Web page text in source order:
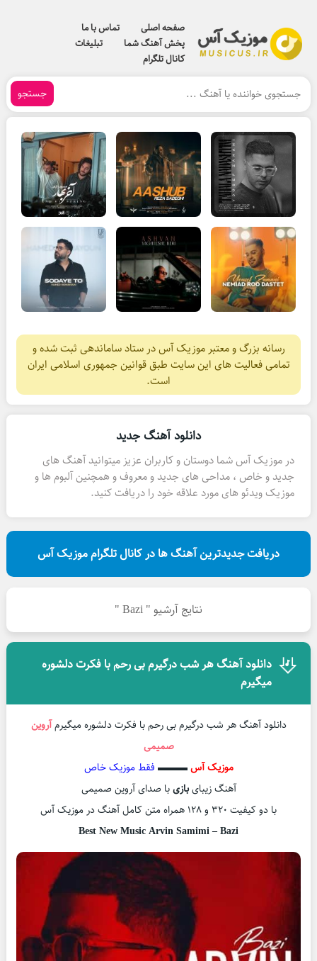
صفحه اصلی
تماس با ما
پخش آهنگ شما
تبلیغات
کانال تلگرام
جستجو
رسانه بزرگ و معتبر موزیک آس در ستاد ساماندهی ثبت شده و
تمامی فعالیت های این سایت طبق قوانین جمهوری اسلامی ایران
است.
دانلود آهنگ جدید
در موزیک آس شما دوستان و کاربران عزیز میتوانید آهنگ های
جدید و خاص ، مداحی های جدید و معروف و همچنین آلبوم ها و
موزیک ویدئو های مورد علاقه خود را دریافت کنید.
دریافت جدیدترین آهنگ ها در کانال تلگرام موزیک آس
نتایج آرشیو " Bazi "
دانلود آهنگ هر شب درگیرم بی رحم با فکرت دلشوره
میگیرم
دانلود آهنگ هر شب درگیرم بی رحم با فکرت دلشوره میگیرمآروین
صمیمی
موزیک آس▬▬▬ فقط موزیک خاص
آهنگ زیبایبازیبا صدای آروین صمیمی
با دو کیفیت ۳۲۰ و ۱۲۸ همراه متن کامل آهنگ در موزیک آس
Best New Music Arvin Samimi – Bazi